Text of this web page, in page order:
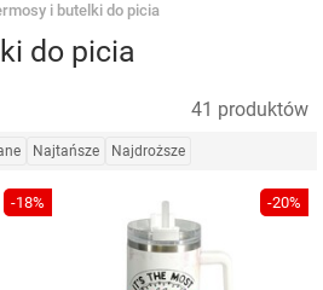
i butelki do picia
do picia
41 produktów
Najtańsze Najdroższe
-18% -20%